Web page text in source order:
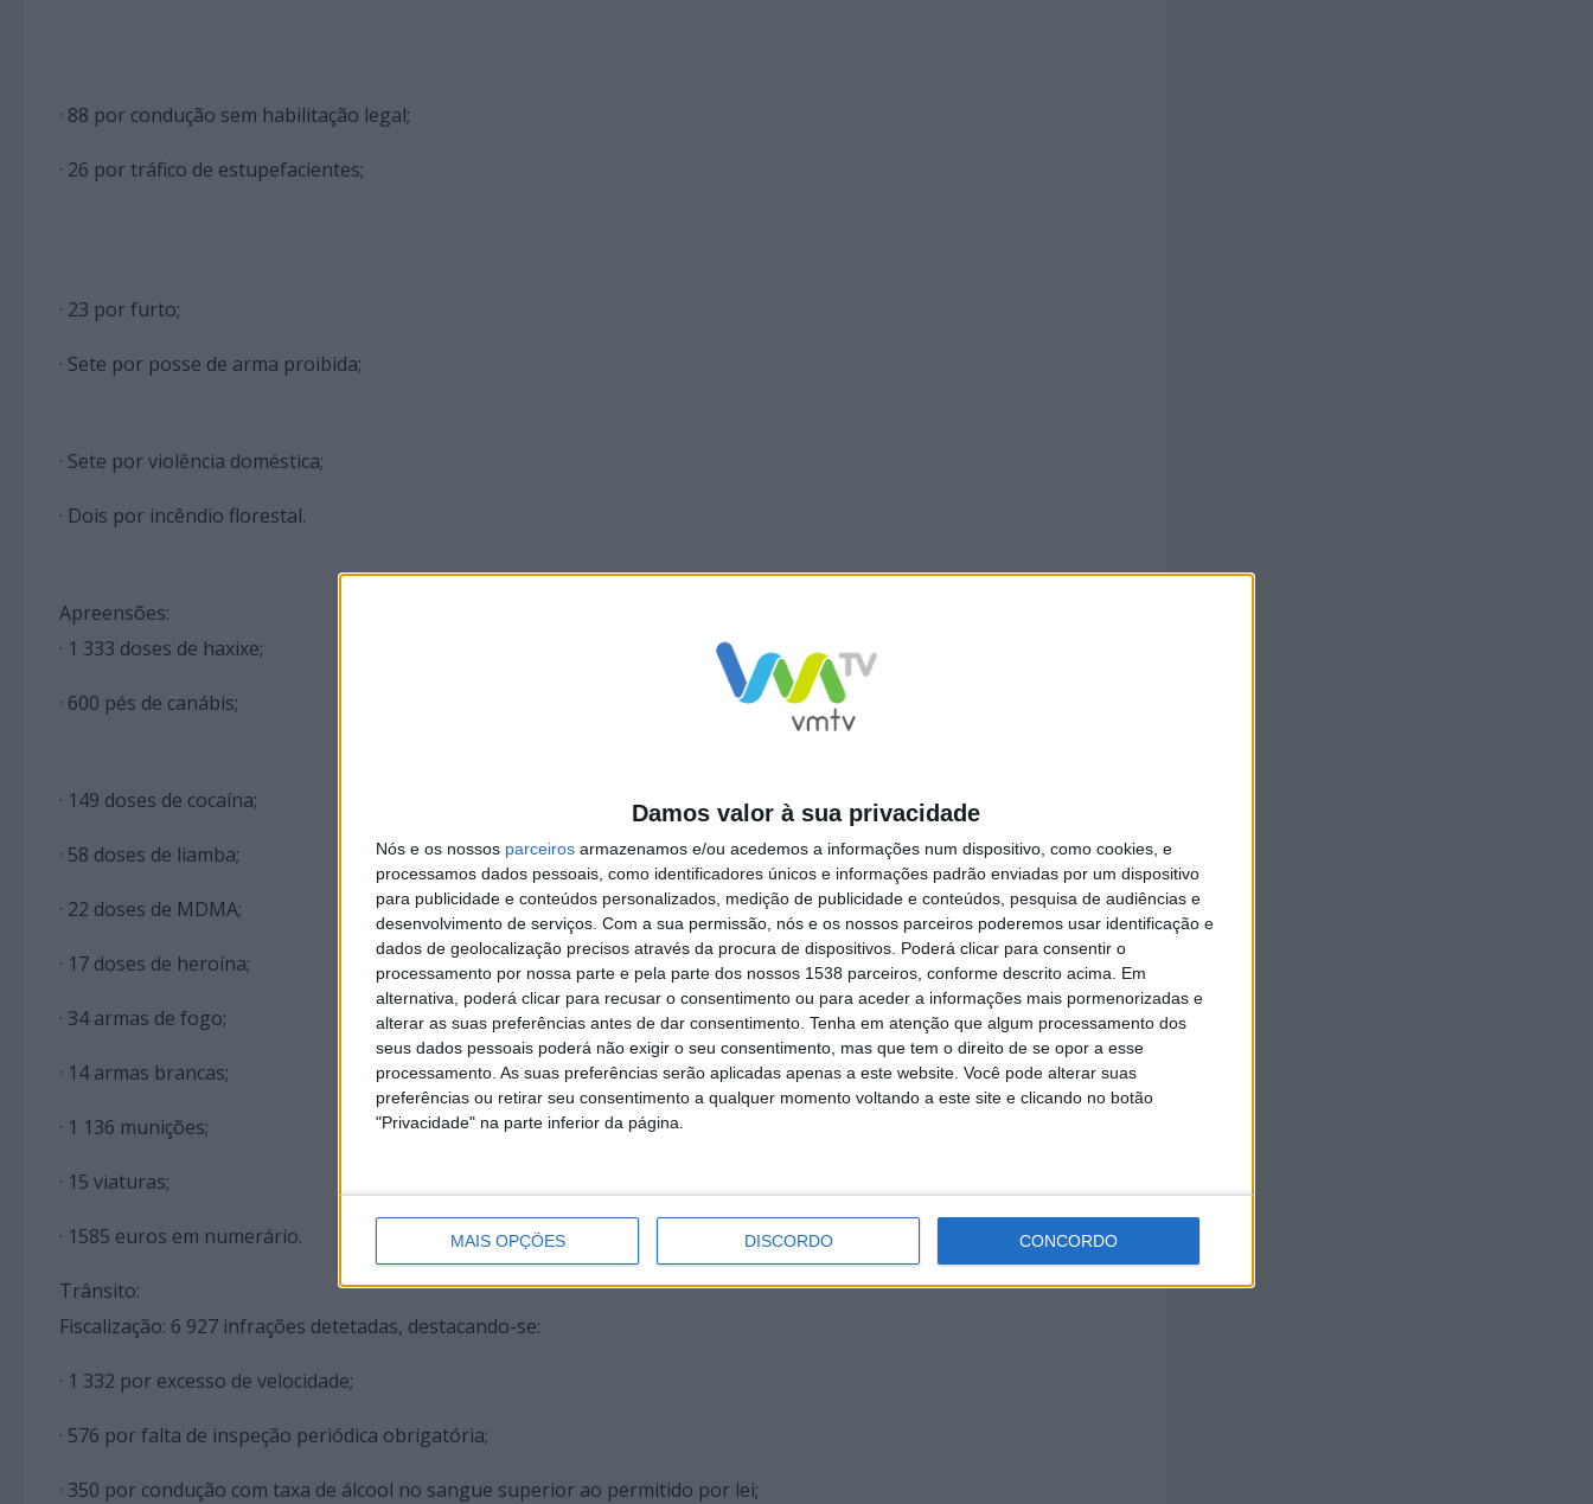
Damos valor à sua privacidade
Nós e os nossos parceiros armazenamos e/ou acedemos a informações num dispositivo, como cookies, e
processamos dados pessoais, como identificadores únicos e informações padrão enviadas por um dispositivo
para publicidade e conteúdos personalizados, medição de publicidade e conteúdos, pesquisa de audiências e
desenvolvimento de serviços. Com a sua permissão, nós e os nossos parceiros poderemos usar identificação e
dados de geolocalização precisos através da procura de dispositivos. Poderá clicar para consentir o
processamento por nossa parte e pela parte dos nossos 1538 parceiros, conforme descrito acima. Em
alternativa, poderá clicar para recusar o consentimento ou para aceder a informações mais pormenorizadas e
alterar as suas preferências antes de dar consentimento. Tenha em atenção que algum processamento dos
seus dados pessoais poderá não exigir o seu consentimento, mas que tem o direito de se opor a esse
processamento. As suas preferências serão aplicadas apenas a este website. Você pode alterar suas
preferências ou retirar seu consentimento a qualquer momento voltando a este site e clicando no botão
"Privacidade" na parte inferior da página.
MAIS OPÇÕES DISCORDO CONCORDO
· 88 por condução sem habilitação legal;
· 26 por tráfico de estupefacientes;
· 23 por furto;
· Sete por posse de arma proibida;
· Sete por violência doméstica;
· Dois por incêndio florestal.
Apreensões:
· 1 333 doses de haxixe;
· 600 pés de canábis;
· 149 doses de cocaína;
· 58 doses de liamba;
· 22 doses de MDMA;
· 17 doses de heroína;
· 34 armas de fogo;
· 14 armas brancas;
· 1 136 munições;
· 15 viaturas;
· 1585 euros em numerário.
Trânsito:
Fiscalização: 6 927 infrações detetadas, destacando-se:
· 1 332 por excesso de velocidade;
· 576 por falta de inspeção periódica obrigatória;
· 350 por condução com taxa de álcool no sangue superior ao permitido por lei;